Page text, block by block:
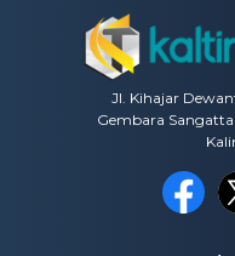
Jl. Kihajar
Gembara